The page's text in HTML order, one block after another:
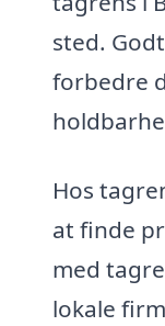
sted.
forbedre
Hos
at finde
med
lokale